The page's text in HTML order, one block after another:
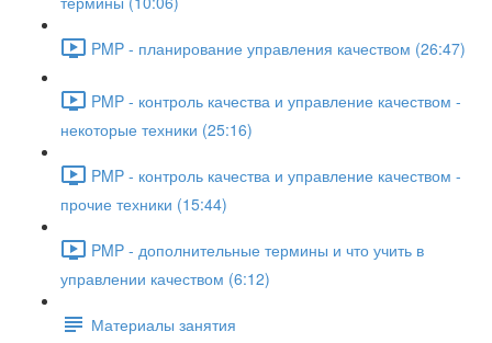
PMP - планирование управления качеством (26:47)
PMP - контроль качества и управление качеством -
некоторые техники (25:16)
PMP - контроль качества и управление качеством -
прочие техники (15:44)
PMP - дополнительные термины и что учить в
управлении качеством (6:12)
Материалы занятия